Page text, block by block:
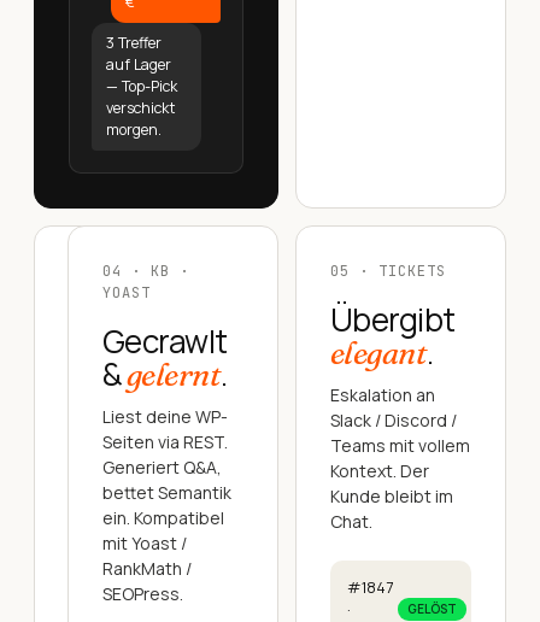
3 Treffer
auf Lager
— Top-Pick
verschickt
morgen.
Spricht
vier.
Erkennt
Sprache
Besuchers
automatisch.
Kompatibel
04 · KB ·
YOAST
Gecrawlt
&gelernt.
Liest deine WP-
Seiten via REST.
Generiert Q&A,
bettet Semantik
ein. Kompatibel
mit Yoast /
RankMath /
SEOPress.
05 · TICKETS
Übergibt
elegant.
Eskalation an
Slack / Discord /
Teams mit vollem
Kontext. Der
Kunde bleibt im
Chat.
#1847
·
GELÖST